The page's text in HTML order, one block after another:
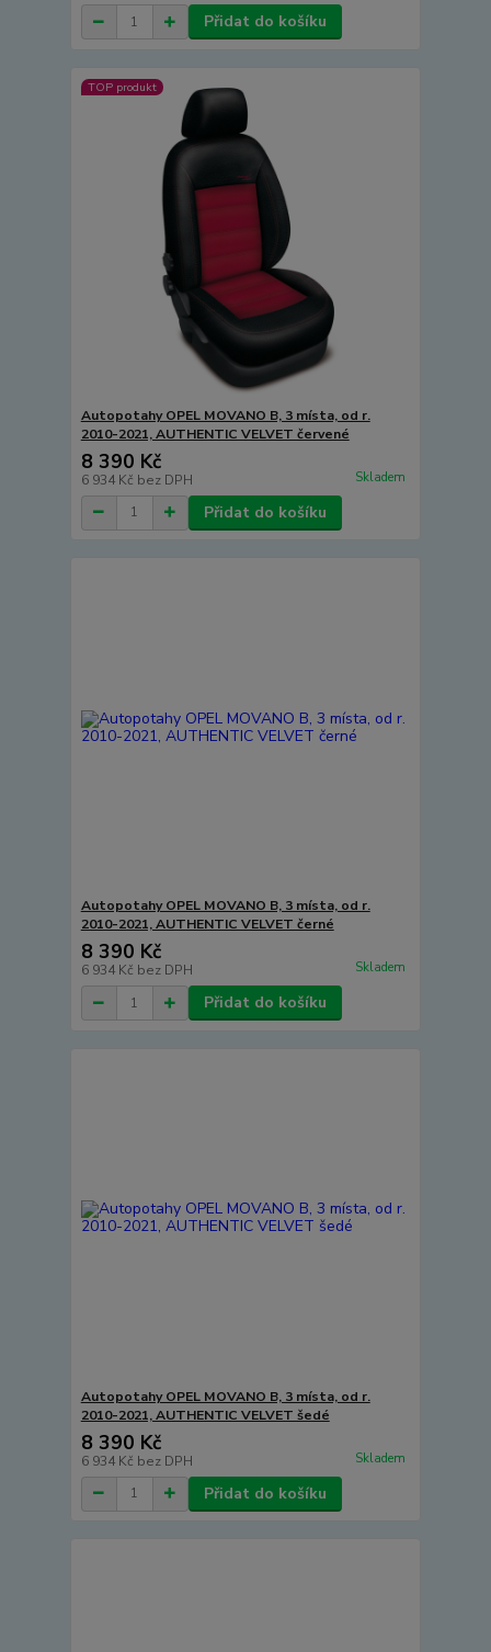
Přidat do košíku
TOP produkt
Autopotahy OPEL MOVANO B, 3 místa, od r.
2010-2021, AUTHENTIC VELVET červené
8 390 Kč
6 934 Kč bez DPH Skladem
Přidat do košíku
Autopotahy OPEL MOVANO B, 3 místa, od r.
2010-2021, AUTHENTIC VELVET černé
8 390 Kč
6 934 Kč bez DPH Skladem
Přidat do košíku
Autopotahy OPEL MOVANO B, 3 místa, od r.
2010-2021, AUTHENTIC VELVET šedé
8 390 Kč
6 934 Kč bez DPH Skladem
Přidat do košíku